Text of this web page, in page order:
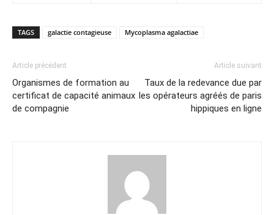
TAGS galactie contagieuse Mycoplasma agalactiae
Article précédent
Organismes de formation au
certificat de capacité animaux
de compagnie
Article suivant
Taux de la redevance due par
les opérateurs agréés de paris
hippiques en ligne